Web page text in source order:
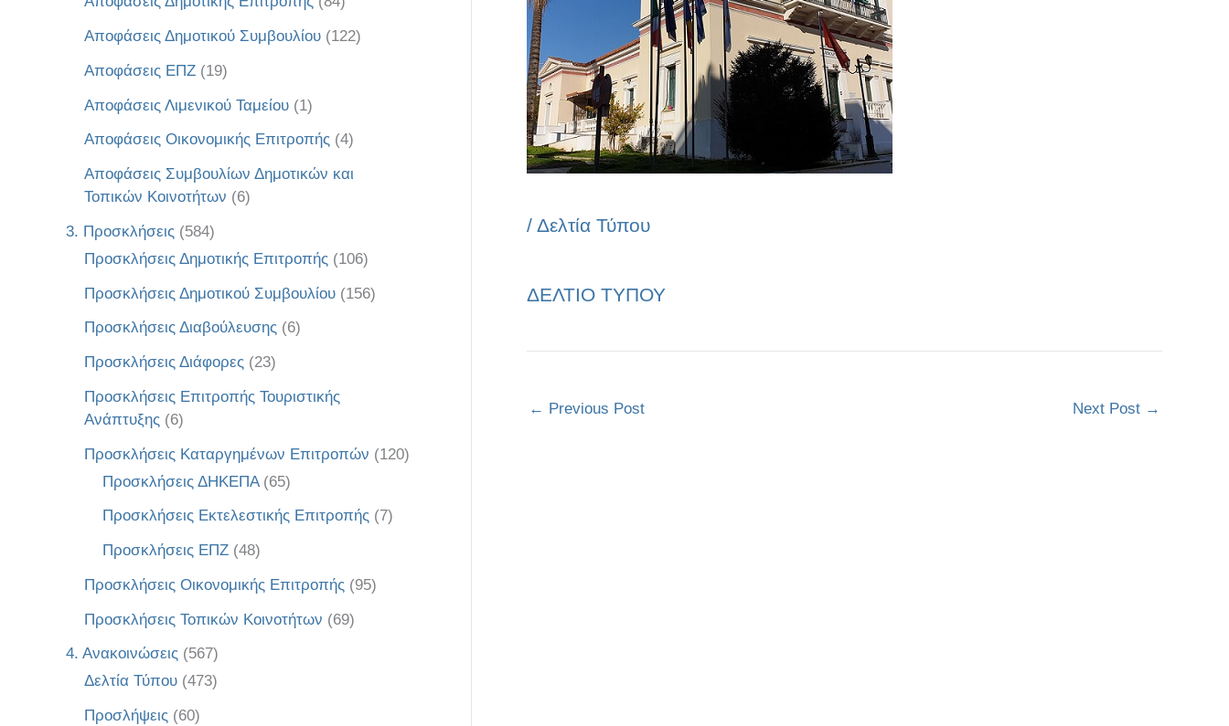
Αποφάσεις Δημοτικού Συμβουλίου (122)
Αποφάσεις ΕΠΖ (19)
Αποφάσεις Λιμενικού Ταμείου (1)
Αποφάσεις Οικονομικής Επιτροπής (4)
Αποφάσεις Συμβουλίων Δημοτικών και
Τοπικών Κοινοτήτων (6)
3. Προσκλήσεις (584)
Προσκλήσεις Δημοτικής Επιτροπής (106)
Προσκλήσεις Δημοτικού Συμβουλίου (156)
Προσκλήσεις Διαβούλευσης (6)
Προσκλήσεις Διάφορες (23)
Προσκλήσεις Επιτροπής Τουριστικής
Ανάπτυξης (6)
Προσκλήσεις Καταργημένων Επιτροπών (120)
Προσκλήσεις ΔΗΚΕΠΑ(65)
Προσκλήσεις Εκτελεστικής Επιτροπής (7)
Προσκλήσεις ΕΠΖ (48)
Προσκλήσεις Οικονομικής Επιτροπής (95)
Προσκλήσεις Τοπικών Κοινοτήτων (69)
4. Ανακοινώσεις (567)
Δελτία Τύπου (473)
Προσλήψεις (60)
/ Δελτία Τύπου
ΔΕΛΤΙΟ ΤΥΠΟΥ
← Previous Post Next Post →